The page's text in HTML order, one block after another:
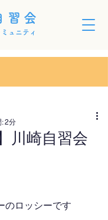
習会
ュニティ
川崎自習会
2分
のロッシーです